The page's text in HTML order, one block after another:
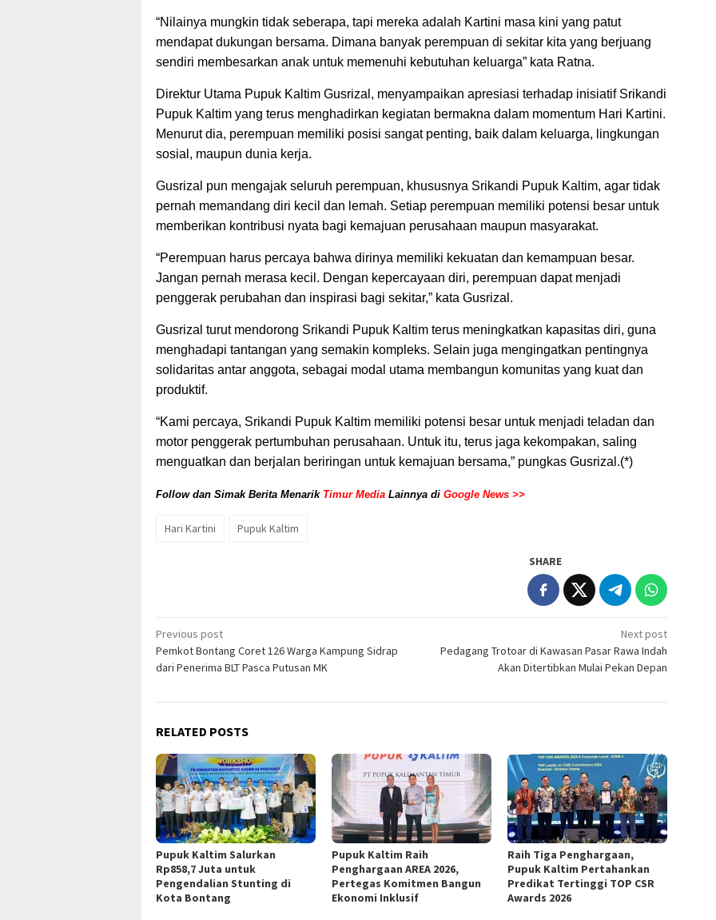
“Nilainya mungkin tidak seberapa, tapi mereka adalah Kartini masa kini yang patut
mendapat dukungan bersama. Dimana banyak perempuan di sekitar kita yang berjuang
sendiri membesarkan anak untuk memenuhi kebutuhan keluarga” kata Ratna.
Direktur Utama Pupuk Kaltim Gusrizal, menyampaikan apresiasi terhadap inisiatif Srikandi
Pupuk Kaltim yang terus menghadirkan kegiatan bermakna dalam momentum Hari Kartini.
Menurut dia, perempuan memiliki posisi sangat penting, baik dalam keluarga, lingkungan
sosial, maupun dunia kerja.
Gusrizal pun mengajak seluruh perempuan, khususnya Srikandi Pupuk Kaltim, agar tidak
pernah memandang diri kecil dan lemah. Setiap perempuan memiliki potensi besar untuk
memberikan kontribusi nyata bagi kemajuan perusahaan maupun masyarakat.
“Perempuan harus percaya bahwa dirinya memiliki kekuatan dan kemampuan besar.
Jangan pernah merasa kecil. Dengan kepercayaan diri, perempuan dapat menjadi
penggerak perubahan dan inspirasi bagi sekitar,” kata Gusrizal.
Gusrizal turut mendorong Srikandi Pupuk Kaltim terus meningkatkan kapasitas diri, guna
menghadapi tantangan yang semakin kompleks. Selain juga mengingatkan pentingnya
solidaritas antar anggota, sebagai modal utama membangun komunitas yang kuat dan
produktif.
“Kami percaya, Srikandi Pupuk Kaltim memiliki potensi besar untuk menjadi teladan dan
motor penggerak pertumbuhan perusahaan. Untuk itu, terus jaga kekompakan, saling
menguatkan dan berjalan beriringan untuk kemajuan bersama,” pungkas Gusrizal.(*)
Follow dan Simak Berita Menarik Timur Media Lainnya di Google News >>
Hari Kartini Pupuk Kaltim
SHARE
Post
navigation
Previous post
Pemkot Bontang Coret 126 Warga Kampung Sidrap
dari Penerima BLT Pasca Putusan MK
Next post
Pedagang Trotoar di Kawasan Pasar Rawa Indah
Akan Ditertibkan Mulai Pekan Depan
RELATED POSTS
Pupuk Kaltim Salurkan
Rp858,7 Juta untuk
Pengendalian Stunting di
Kota Bontang
Pupuk Kaltim Raih
Penghargaan AREA 2026,
Pertegas Komitmen Bangun
Ekonomi Inklusif
Raih Tiga Penghargaan,
Pupuk Kaltim Pertahankan
Predikat Tertinggi TOP CSR
Awards 2026